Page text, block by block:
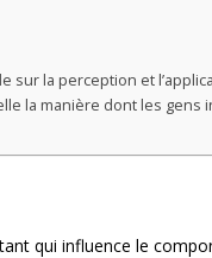
sur la perception et
la manière dont les
qui influence le